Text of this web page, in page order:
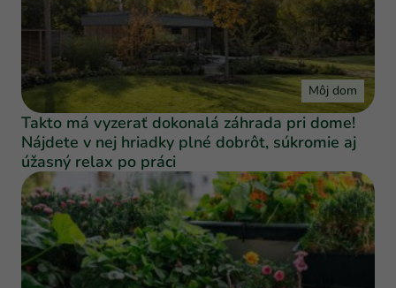
Môj dom
Takto má vyzerať dokonalá záhrada pri dome!
Nájdete v nej hriadky plné dobrôt, súkromie aj
úžasný relax po práci